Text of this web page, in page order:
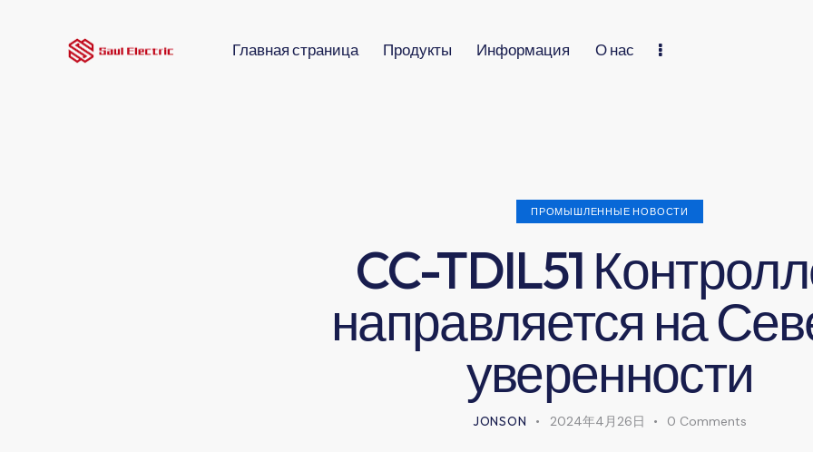
Главная страница Продукты Информация О нас
ПРОМЫШЛЕННЫЕ НОВОСТИ
CC-TDIL51
направляется на
уверенности
JONSON 2024年4月26日 0 Comments